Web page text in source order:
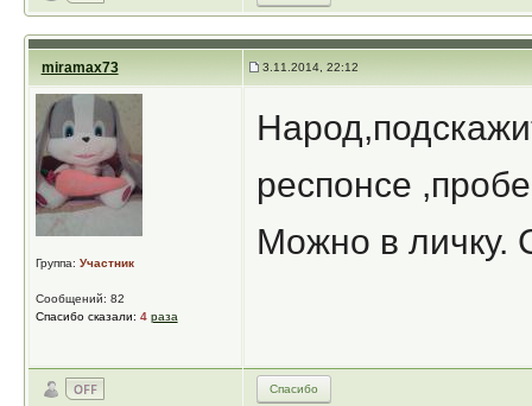
miramax73 3.11.2014, 22:12
Группа: Участник
Сообщений: 82
Спасибо сказали: 4 раза
респонсе
Можно в личку.
Спасибо